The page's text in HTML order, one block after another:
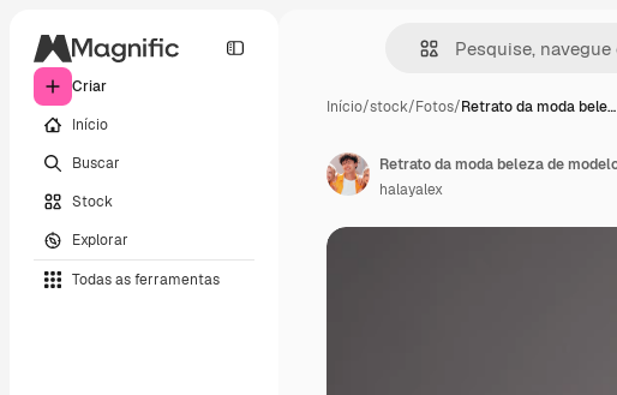
Criar
Início
Buscar
Stock
Explorar
Todas as ferramentas
Início/stock/Fotos/Retrato da moda bele…
halayalex